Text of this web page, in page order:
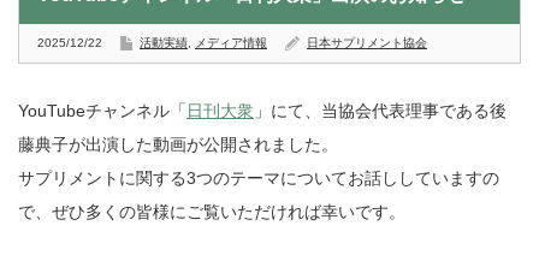
2025/12/22 活動実績 メディア情報 日本サプリメント協会
YouTubeチャンネル「 日刊大衆 」にて、当協会代表理事である後
藤典子が出演した動画が公開されました。
サプリメントに関する3つのテーマについてお話ししていますの
で、ぜひ多くの皆様にご覧いただければ幸いです。